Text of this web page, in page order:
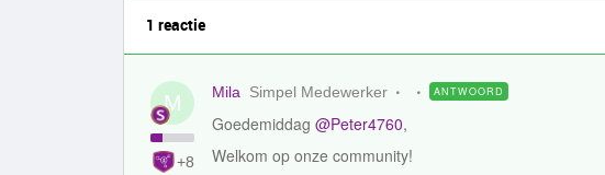
1 reactie
M
+8
Mila Simpel Medewerker ANTWOORD
Goedemiddag @Peter4760,
Welkom op onze community!